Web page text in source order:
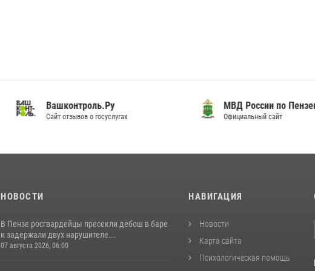
Вашконтроль.Ру
Сайт отзывов о госуслугах
МВД России по
Официальный сайт
НОВОСТИ
В Пензе росгвардейцы пресекли дебош в баре
и задержали двух нарушителе...
07 августа 2026, 06:00
НАВИГАЦИЯ
Новости
Карта сайта
Психологическая помощь